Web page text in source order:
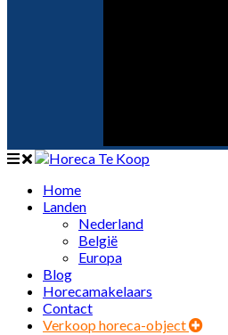
Home
Landen
Nederland
België
Europa
Blog
Horecamakelaars
Contact
Verkoop horeca-object